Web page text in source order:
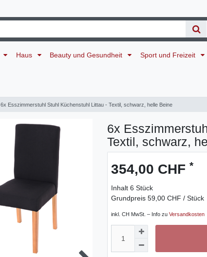
Haus Beauty und Gesundheit Sport und Freizeit
6x Esszimmerstuhl Stuhl Küchenstuhl Littau - Textil, schwarz, helle Beine
6x
Textil, schwarz,
354,00 CHF *
Inhalt 6 Stück
Grundpreis 59,00 CHF / Stück
inkl. CH MwSt. – Info zu Versandkosten